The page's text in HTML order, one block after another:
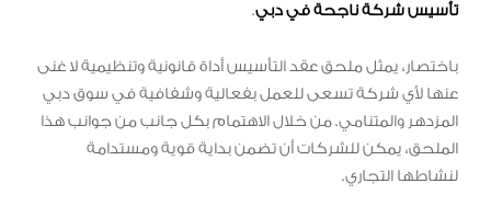
تأسيس شركة ناجحة في دبي.
باختصار، يمثل ملحق عقد التأسيس أداة قانونية وتنظيمية لا غنى
عنها لأي شركة تسعى للعمل بفعالية وشفافية في سوق دبي
المزدهر والمتنامي. من خلال الاهتمام بكل جانب من جوانب هذا
الملحق، يمكن للشركات أن تضمن بداية قوية ومستدامة
لنشاطها التجاري.